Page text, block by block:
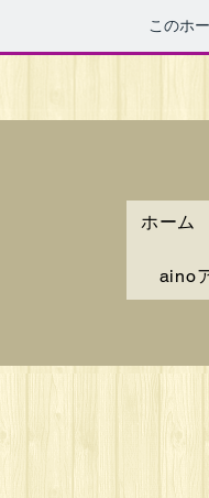
このホ
ホーム
aino